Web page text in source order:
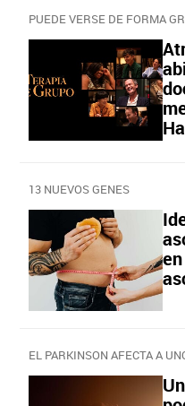
PUEDE VERSE DE FORMA
13 NUEVOS GENES